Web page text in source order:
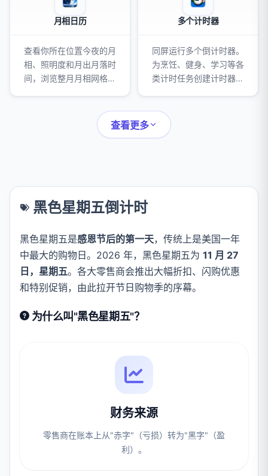
黑色星期五倒计时
黑色星期五是感恩节后的第一天，传统上是美国一年
中最大的购物日。2026 年，黑色星期五为 11 月 27
日，星期五。各大零售商会推出大幅折扣、闪购优惠
和特别促销，由此拉开节日购物季的序幕。
为什么叫"黑色星期五"？
财务来源
零售商在账本上从"赤字"（亏损）转为"黑字"（盈
利）。
月相日历
查看你所在位置今夜的月
相、照明度和月出月落时
间，浏览整月月相网格，
多个计时器
同屏运行多个倒计时器。
为烹饪、健身、学习等各
类计时任务创建计时器，
查看更多